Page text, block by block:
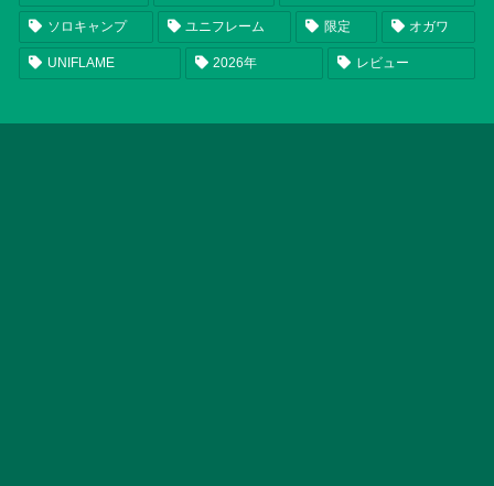
ソロキャンプ ユニフレーム 限定 オガワ
UNIFLAME 2026年 レビュー